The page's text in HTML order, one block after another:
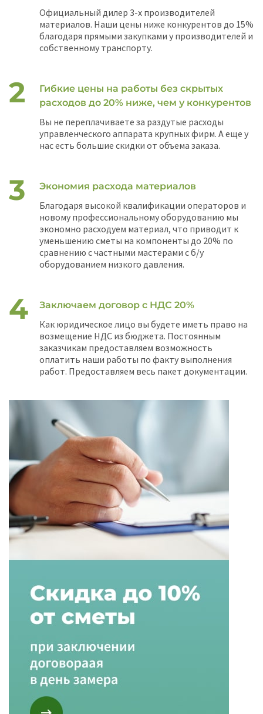
Официальный дилер 3-х производителей
материалов. Наши цены ниже конкурентов до 15%
благодаря прямыми закупками у производителей и
собственному транспорту.
Гибкие цены на работы без скрытых
расходов до 20% ниже, чем у конкурентов
Вы не переплачиваете за раздутые расходы
управленческого аппарата крупных фирм. А еще у
нас есть большие скидки от объема заказа.
Экономия расхода материалов
Благодаря высокой квалификации операторов и
новому профессиональному оборудованию мы
экономно расходуем материал, что приводит к
уменьшению сметы на компоненты до 20% по
сравнению с частными мастерами с б/у
оборудованием низкого давления.
Заключаем договор с НДС 20%
Как юридическое лицо вы будете иметь право на
возмещение НДС из бюджета. Постоянным
заказчикам предоставляем возможность
оплатить наши работы по факту выполнения
работ. Предоставляем весь пакет документации.